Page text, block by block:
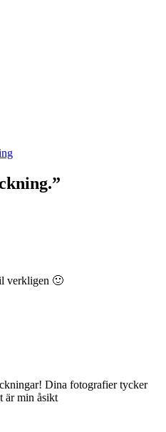
verkligen 🙂
Dina fotografier tycker
är min åsikt